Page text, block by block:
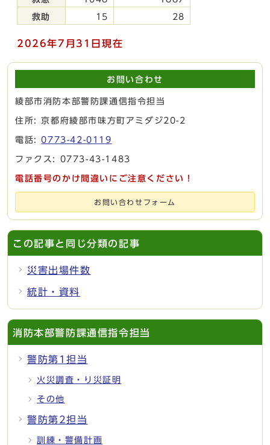
救助 15 28
2026年7月31 日現在
お問い合わせ
綾部市消防本部警防課通信指令担当
住所: 京都府綾部市味方町アミダジ20-2
電話:0773-42-0119
ファクス: 0773-43-1483
電話番号のかけ間違いにご注意ください！
お問い合わせフォーム
この記事と同じ分類の記事
災害出場件数
統計・資料
消防本部警防課通信指令担当
警防第1担当
火災調査・り災証明
その他
警防第2担当
訓練・警備計画